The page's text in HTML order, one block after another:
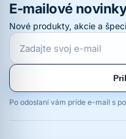
E-mailové
Nové produkty, akcie a
Po odoslaní vám príde e-mail s